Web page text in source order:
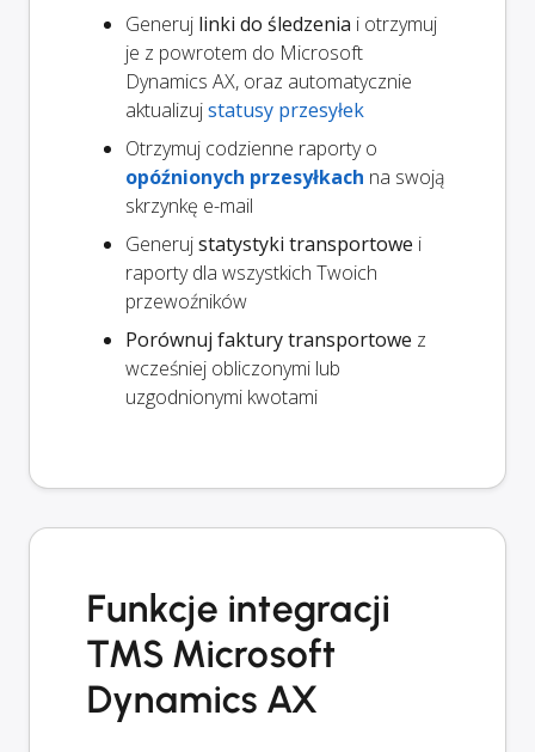
Generuj linki do śledzenia i otrzymuj
je z powrotem do Microsoft
Dynamics AX, oraz automatycznie
aktualizujstatusy przesyłek
Otrzymuj codzienne raporty o
opóźnionych przesyłkach na swoją
skrzynkę e-mail
Generujstatystyki transportowe i
raporty dla wszystkich Twoich
przewoźników
Porównuj faktury transportowe z
wcześniej obliczonymi lub
uzgodnionymi kwotami
Funkcje integracji
TMS Microsoft
Dynamics AX